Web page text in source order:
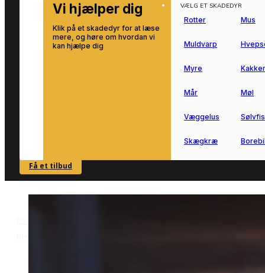
Vi hjælper dig
Klik på et skadedyr for at læse
mere, og høre om hvordan vi
kan hjælpe dig
SE OVERSIGT
VÆLG ET SKADEDYR
Rotter Mus
Muldvarp
Myre
Mår Møl
Væggelus
Skægkræ
Få et tilbud